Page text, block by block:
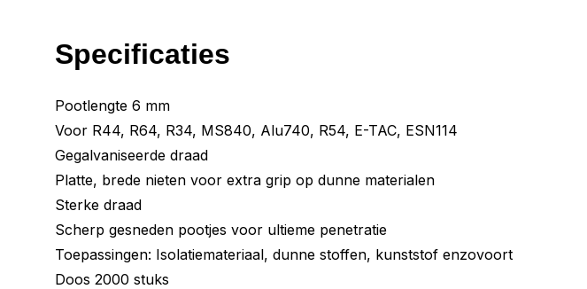
Specificaties
Pootlengte 6 mm
Voor R44, R64, R34, MS840, Alu740, R54, E-TAC, ESN114
Gegalvaniseerde draad
Platte, brede nieten voor extra grip op dunne materialen
Sterke draad
Scherp gesneden pootjes voor ultieme penetratie
Toepassingen: Isolatiemateriaal, dunne stoffen, kunststof enzovoort
Doos 2000 stuks